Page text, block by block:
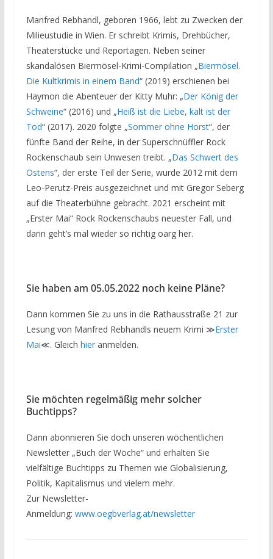
Manfred Rebhandl, geboren 1966, lebt zu Zwecken der
Milieustudie in Wien. Er schreibt Krimis, Drehbücher,
Theaterstücke und Reportagen. Neben seiner
skandalösen Biermösel-Krimi-Compilation „Biermösel.
Die Kultkrimis in einem Band“ (2019) erschienen bei
Haymon die Abenteuer der Kitty Muhr: „Der König der
Schweine“ (2016) und „Heiß ist die Liebe, kalt ist der
Tod“ (2017). 2020 folgte „Sommer ohne Horst“, der
fünfte Band der Reihe, in der Superschnüffler Rock
Rockenschaub sein Unwesen treibt. „Das Schwert des
Ostens“, der erste Teil der Serie, wurde 2012 mit dem
Leo-Perutz-Preis ausgezeichnet und mit Gregor Seberg
auf die Theaterbühne gebracht. 2021 erscheint mit
„Erster Mai“ Rock Rockenschaubs neuester Fall, und
darin geht’s mal wieder so richtig oarg her.
Sie haben am 05.05.2022 noch keine Pläne?
Dann kommen Sie zu uns in die Rathausstraße 21 zur
Lesung von Manfred Rebhandls neuem Krimi ≫Erster
Mai≪. Gleich hieranmelden.
Sie möchten regelmäßig mehr solcher
Buchtipps?
Dann abonnieren Sie doch unseren wöchentlichen
Newsletter „Buch der Woche“ und erhalten Sie
vielfältige Buchtipps zu Themen wie Globalisierung,
Politik, Kapitalismus und vielem mehr.
Zur Newsletter-
Anmeldung: www.oegbverlag.at/newsletter